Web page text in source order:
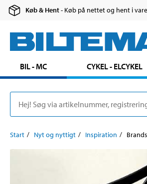
Køb & Hent- Køb på nettet og hent i
BIL - MC CYKEL - ELCYKEL
Start Nyt og nyttigt Inspiration